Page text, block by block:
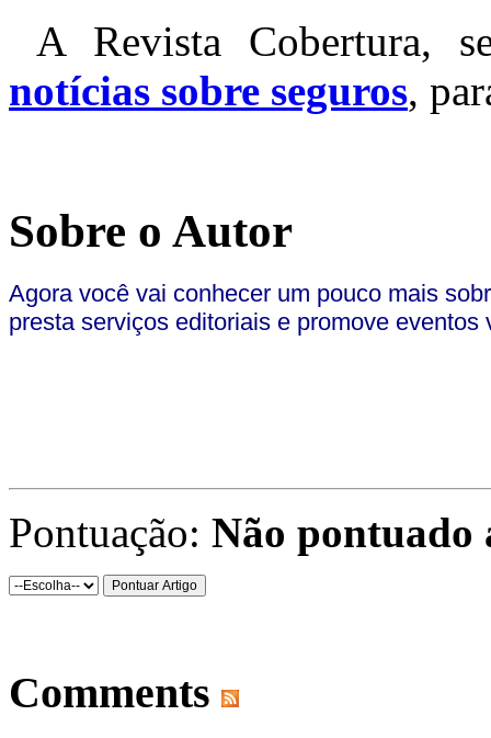
A Revista Cobertura,
notícias sobre seguros,
Sobre o Autor
Agora você vai conhecer um pouco mais
presta serviços editoriais e promove
Pontuação: Não pontuado
Comments